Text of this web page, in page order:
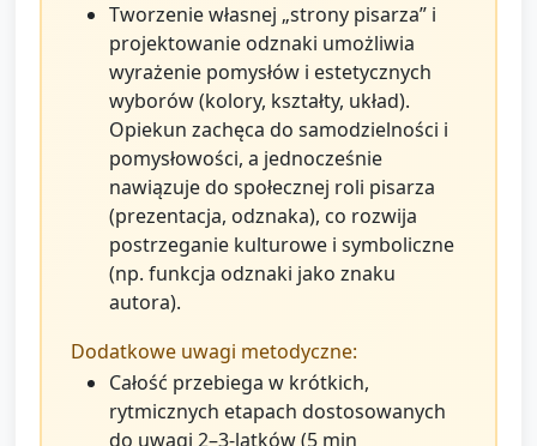
Tworzenie własnej „strony pisarza” i
projektowanie odznaki umożliwia
wyrażenie pomysłów i estetycznych
wyborów (kolory, kształty, układ).
Opiekun zachęca do samodzielności i
pomysłowości, a jednocześnie
nawiązuje do społecznej roli pisarza
(prezentacja, odznaka), co rozwija
postrzeganie kulturowe i symboliczne
(np. funkcja odznaki jako znaku
autora).
Dodatkowe uwagi metodyczne:
Całość przebiega w krótkich,
rytmicznych etapach dostosowanych
do uwagi 2–3‑latków (5 min